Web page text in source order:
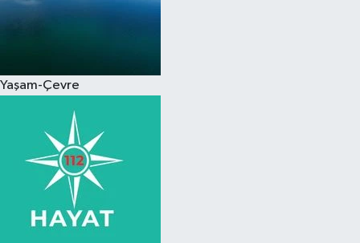
Yaşam-Çevre
Kim kimdir?
Kültür Sanat
Sağlık
Siyaset